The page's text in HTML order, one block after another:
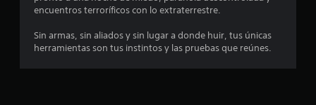
encuentros terroríficos con lo extraterrestre.
Sin armas, sin aliados y sin lugar a donde huir, tus únicas
herramientas son tus instintos y las pruebas que reúnes.